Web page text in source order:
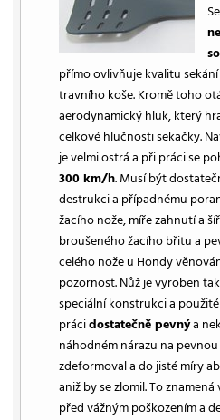
přímo ovlivňuje kvalitu
travního koše. Kromě toho
aerodynamický hluk, který
celkové hlučnosti sekačky.
je velmi ostrá a při práci se
300 km/h. Musí být
destrukci a případnému
žacího nože, míře zahnutí a
broušeného žacího břitu a
celého nože u Hondy
pozornost. Nůž je vyroben
speciální konstrukci a
prácidostatečně pevnýa
náhodném nárazu na
zdeformoval a do jisté míry
aniž by se zlomil. To
před vážným poškozením a